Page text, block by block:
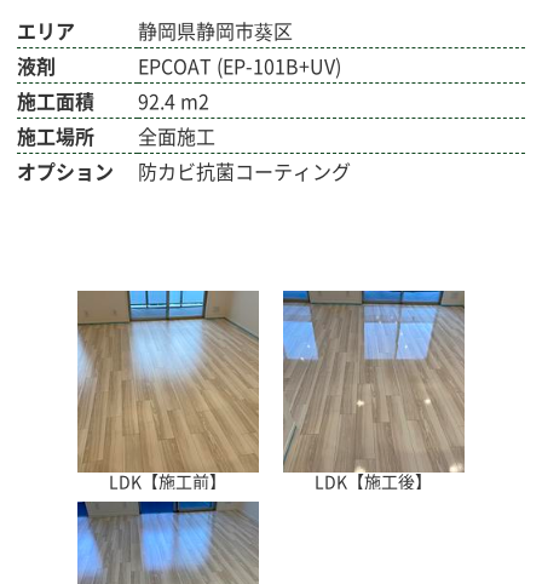
エリア
静岡県静岡市葵区
液剤
EPCOAT (EP-101B+UV)
施工面積
92.4 m2
施工場所
全面施工
オプション
防カビ抗菌コーティング
LDK【施工前】 LDK【施工後】